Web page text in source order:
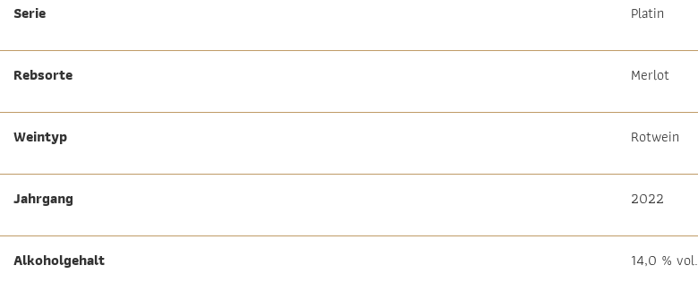
Serie Platin
Rebsorte Merlot
Weintyp Rotwein
Jahrgang 2022
Alkoholgehalt 14,0 % vol.